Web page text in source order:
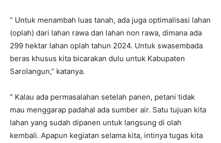
” Untuk menambah luas tanah, ada juga optimalisasi lahan
(oplah) dari lahan rawa dan lahan non rawa, dimana ada
299 hektar lahan oplah tahun 2024. Untuk swasembada
beras khusus kita bicarakan dulu untuk Kabupaten
Sarolangun,” katanya.
” Kalau ada permasalahan setelah panen, petani tidak
mau menggarap padahal ada sumber air. Satu tujuan kita
lahan yang sudah dipanen untuk langsung di olah
kembali. Apapun kegiatan selama kita, intinya tugas kita